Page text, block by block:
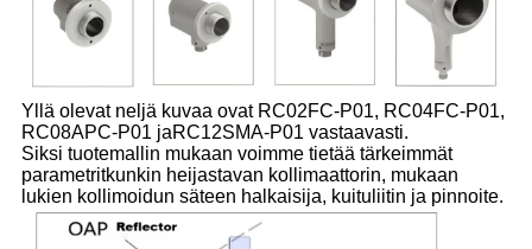
Yllä olevat neljä kuvaa ovat RC02FC-P01, RC04FC-P01,
RC08APC-P01 jaRC12SMA-P01 vastaavasti.
Siksi tuotemallin mukaan voimme tietää tärkeimmät
parametritkunkin heijastavan kollimaattorin, mukaan
lukien kollimoidun säteen halkaisija, kuitu liitin ja pinnoite.